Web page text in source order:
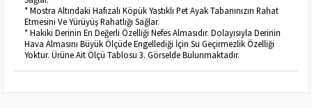
* Mostra Altındaki Hafızalı Köpük Yastıklı Pet Ayak Tabanınızın Rahat
Etmesini Ve Yürüyüş Rahatlığı Sağlar.
* Hakiki Derinin En Değerli Özelliği Nefes Almasıdır. Dolayısıyla Derinin
Hava Almasını Büyük Ölçüde Engellediği İçin Su Geçirmezlik Özelliği
Yoktur. Ürüne Ait Ölçü Tablosu 3. Görselde Bulunmaktadır.